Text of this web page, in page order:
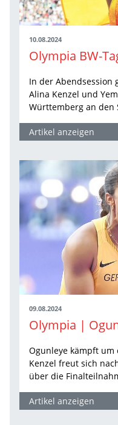
10.08.2024
In der Abendsession
Alina Kenzel und
Württemberg an den
Artikel anzeigen
09.08.2024
Ogunleye kämpft
Kenzel freut sich
über die
Artikel anzeigen